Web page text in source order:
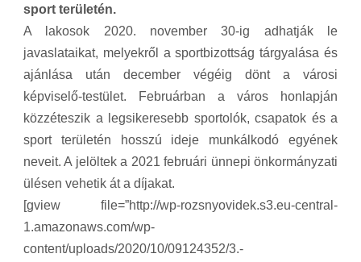
sport területén.
A lakosok 2020. november 30-ig adhatják le
javaslataikat, melyekről a sportbizottság tárgyalása és
ajánlása után december végéig dönt a városi
képviselő-testület. Februárban a város honlapján
közzéteszik a legsikeresebb sportolók, csapatok és a
sport területén hosszú ideje munkálkodó egyének
neveit. A jelöltek a 2021 februári ünnepi önkormányzati
ülésen vehetik át a díjakat.
[gview file=”http://wp-rozsnyovidek.s3.eu-central-
1.amazonaws.com/wp-
content/uploads/2020/10/09124352/3.-